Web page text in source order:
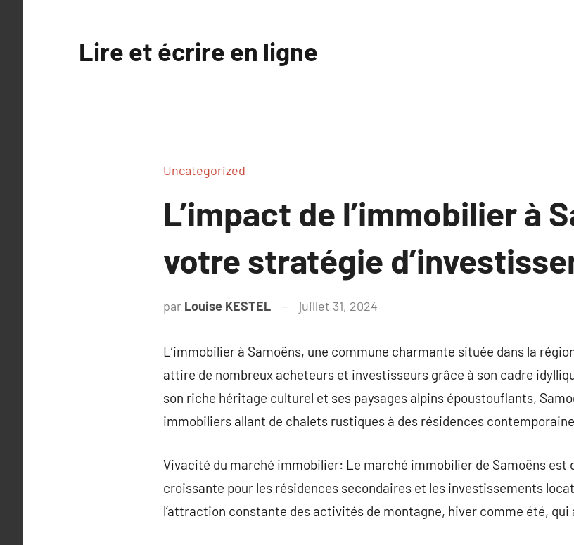
Lire et écrire en ligne
Uncategorized
L’impact de l’immobilier à
votre stratégie
par Louise KESTEL juillet 31, 2024
L’immobilier à Samoëns, une commune charmante située dans la
attire de nombreux acheteurs et investisseurs grâce à son cadre
son riche héritage culturel et ses paysages alpins époustouflants,
immobiliers allant de chalets rustiques à des résidences
Vivacité du marché immobilier: Le marché immobilier de Samoëns est
croissante pour les résidences secondaires et les investissements
l’attraction constante des activités de montagne, hiver comme été,